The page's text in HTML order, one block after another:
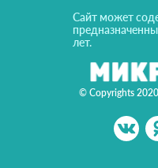
© Copyrights
Сайт может
лет.